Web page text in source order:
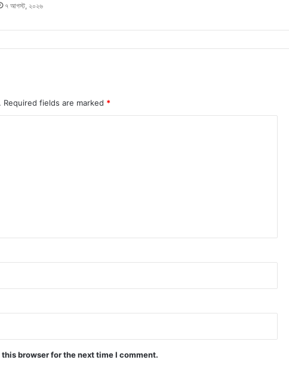
৭ আগস্ট, ২০২৬
Required fields are marked *
browser for the next time I comment.